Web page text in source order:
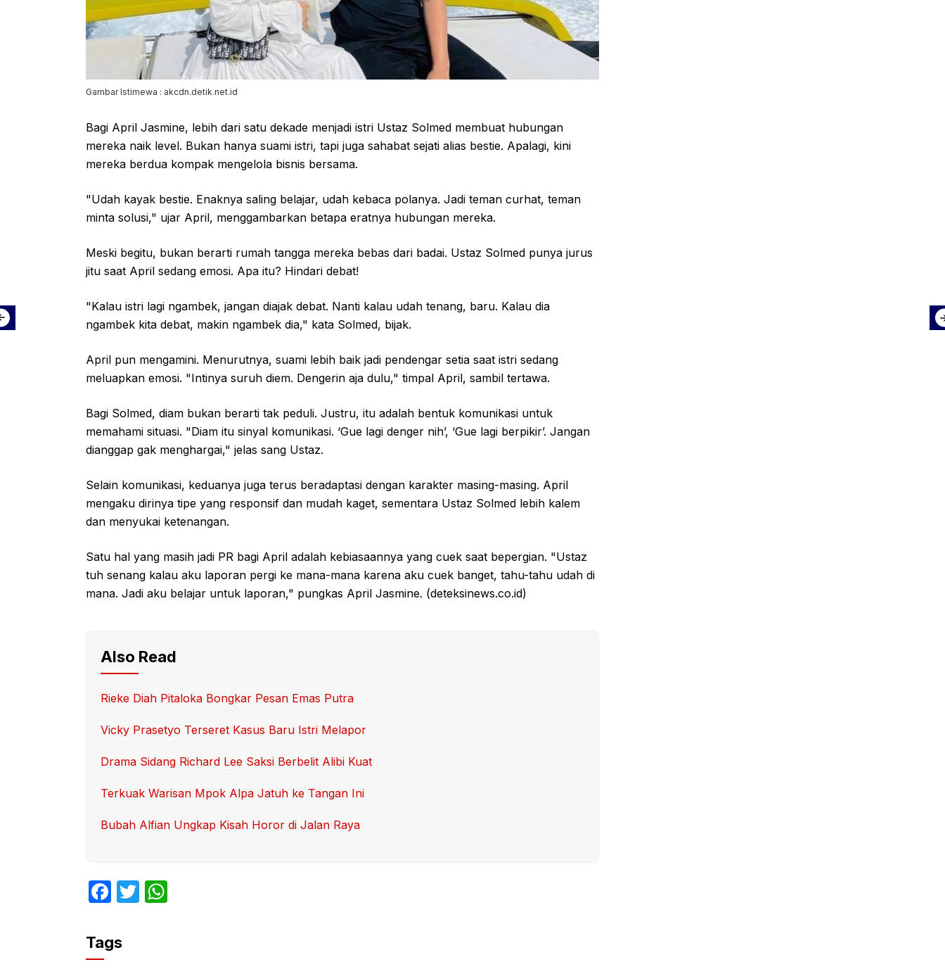
Gambar Istimewa : akcdn.detik.net.id
Bagi April Jasmine, lebih dari satu dekade menjadi istri Ustaz Solmed membuat hubungan
mereka naik level. Bukan hanya suami istri, tapi juga sahabat sejati alias bestie. Apalagi, kini
mereka berdua kompak mengelola bisnis bersama.
"Udah kayak bestie. Enaknya saling belajar, udah kebaca polanya. Jadi teman curhat, teman
minta solusi," ujar April, menggambarkan betapa eratnya hubungan mereka.
Meski begitu, bukan berarti rumah tangga mereka bebas dari badai. Ustaz Solmed punya jurus
jitu saat April sedang emosi. Apa itu? Hindari debat!
"Kalau istri lagi ngambek, jangan diajak debat. Nanti kalau udah tenang, baru. Kalau dia
ngambek kita debat, makin ngambek dia," kata Solmed, bijak.
April pun mengamini. Menurutnya, suami lebih baik jadi pendengar setia saat istri sedang
meluapkan emosi. "Intinya suruh diem. Dengerin aja dulu," timpal April, sambil tertawa.
Bagi Solmed, diam bukan berarti tak peduli. Justru, itu adalah bentuk komunikasi untuk
memahami situasi. "Diam itu sinyal komunikasi. ‘Gue lagi denger nih’, ‘Gue lagi berpikir’. Jangan
dianggap gak menghargai," jelas sang Ustaz.
Selain komunikasi, keduanya juga terus beradaptasi dengan karakter masing-masing. April
mengaku dirinya tipe yang responsif dan mudah kaget, sementara Ustaz Solmed lebih kalem
dan menyukai ketenangan.
Satu hal yang masih jadi PR bagi April adalah kebiasaannya yang cuek saat bepergian. "Ustaz
tuh senang kalau aku laporan pergi ke mana-mana karena aku cuek banget, tahu-tahu udah di
mana. Jadi aku belajar untuk laporan," pungkas April Jasmine. (deteksinews.co.id)
Also Read
Rieke Diah Pitaloka Bongkar Pesan Emas Putra
Vicky Prasetyo Terseret Kasus Baru Istri Melapor
Drama Sidang Richard Lee Saksi Berbelit Alibi Kuat
Terkuak Warisan Mpok Alpa Jatuh ke Tangan Ini
Bubah Alfian Ungkap Kisah Horor di Jalan Raya
F
c
e
T
Tags